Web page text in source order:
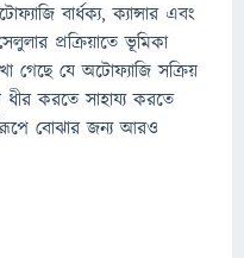
বার্ধক্য, ক্যান্সার এবং
প্রক্রিয়াতে ভূমিকা
গেছে যে অটোফ্যাজি সক্রিয়
করতে সাহায্য করতে
বোঝার জন্য আরও